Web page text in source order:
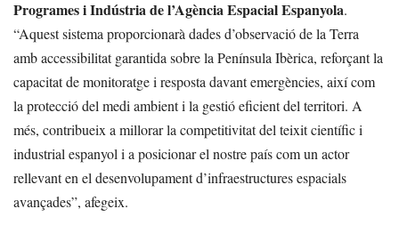
Programes i Indústria de l’Agència Espacial Espanyola.
“Aquest sistema proporcionarà dades d’observació de la Terra
amb accessibilitat garantida sobre la Península Ibèrica, reforçant la
capacitat de monitoratge i resposta davant emergències, així com
la protecció del medi ambient i la gestió eficient del territori. A
més, contribueix a millorar la competitivitat del teixit científic i
industrial espanyol i a posicionar el nostre país com un actor
rellevant en el desenvolupament d’infraestructures espacials
avançades”, afegeix.